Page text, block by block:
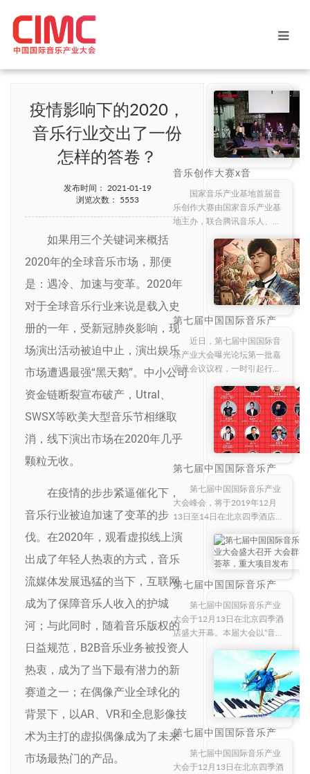
疫情影响下的2020，
音乐行业交出了一份
怎样的答卷？
发布时间： 2021-01-19
浏览次数： 5553
如果用三个关键词来概括
2020年的全球音乐市场，那便
是：遇冷、加速与变革。2020年
对于全球音乐行业来说是载入史
册的一年，受新冠肺炎影响，现
场演出活动被迫中止，演出娱乐
市场遭遇最强“黑天鹅”。中小公司
资金链断裂宣布破产，Utral、
SWSX等欧美大型音乐节相继取
消，线下演出市场在2020年几乎
颗粒无收。
在疫情的步步紧逼催化下，
音乐行业被迫加速了变革的步
伐。在2020年，观看虚拟线上演
出成了年轻人热衷的方式，音乐
流媒体发展迅猛的当下，互联网
成为了保障音乐人收入的护城
河；与此同时，随着音乐版权的
日益规范，B2B音乐业务被投资人
热衷，成为了当下最有潜力的新
赛道之一；在偶像产业全球化的
背景下，以AR、VR和全息影像技
术为主打的虚拟偶像成为了未来
市场最热门的产品。
音乐创作大赛x音
国家音乐产业基地首届音
乐创作大赛由国家音乐产业基
地主办，联合腾讯音乐人、动
余所大学共同发起的，在第七
届中国国际音乐产业大会前期
启动的一次涵盖了音乐创作大
赛、音乐大师班以及创
第七届中国国际音乐产
业大会“世界音你而精
彩”音乐赋能娱乐营销论
坛
近日，第七届中国国际音
乐产业大会曝光论坛第一批嘉
宾及会议议程，一时引起行业
会开幕，已进入紧张倒计时。
大会除了曝光的大会嘉宾和议
程外，此次论坛诸多亮点也随
着大会的倒计时相继曝光
第七届中国国际音乐产
容曝光
第七届中国国际音乐产业
大会峰会，将于2019年12月
13日至14日在北京四季酒店盛
大开幕。大会汇聚行业各界精
英共襄盛会，探讨行业热点，
分析行业现状，展望行业未
发展和繁荣，将大
第七届中国国际音乐产
英荟萃，重大项目发布
第七届中国国际音乐产业
大会于12月13日在北京四季酒
店盛大开幕。本届大会以“音乐
+科技”为主题，汇聚行业各界
精英前来共同探讨行业热点，
分析行业现状，展望行业未
来。 出席大会的嘉
第七届中国国际音乐产
业大会盛大召开，联通
沃音乐荣获“音乐产业贡
献奖”
第七届中国国际音乐产业
大会于12月13日在北京四季酒